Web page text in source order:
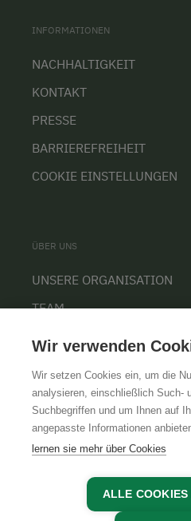
INFORMATIONEN
NACHHALTIGKEIT
KONTAKT
PRESSE
BARRIEREFREIHEIT
COOKIE EINSTELLUNGEN
ÜBER UNS
UNSERE ORGANISATION
TEAM
KARRIERE
AGBIMPRESSUM
Wir verwenden
Wir setzen Cookies ein, um die
analysieren, einschließlich Such-
Suchbegriffen und um Ihnen auf
angepasste Informationen
lernen sie mehr über Cookies
ALLE COOKIES